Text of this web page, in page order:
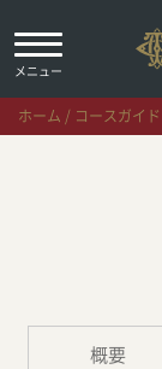
ホーム コースガイド
概要